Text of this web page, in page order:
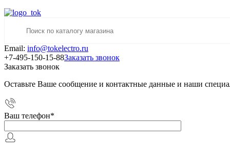
Email: info@tokelectro.ru
+7-495-150-15-88Заказать звонок
Заказать звонок
Оставьте Ваше сообщение и контактные данные и наши
Ваш телефон*